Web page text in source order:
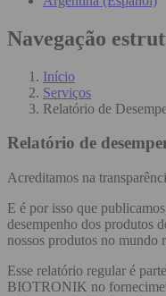
Navegação
Início
Serviços
Relatório de
Relatório de
Acreditamos na
E é por isso que
desempenho dos produtos
nossos produtos no mundo
Esse relatório regular é
BIOTRONIK no